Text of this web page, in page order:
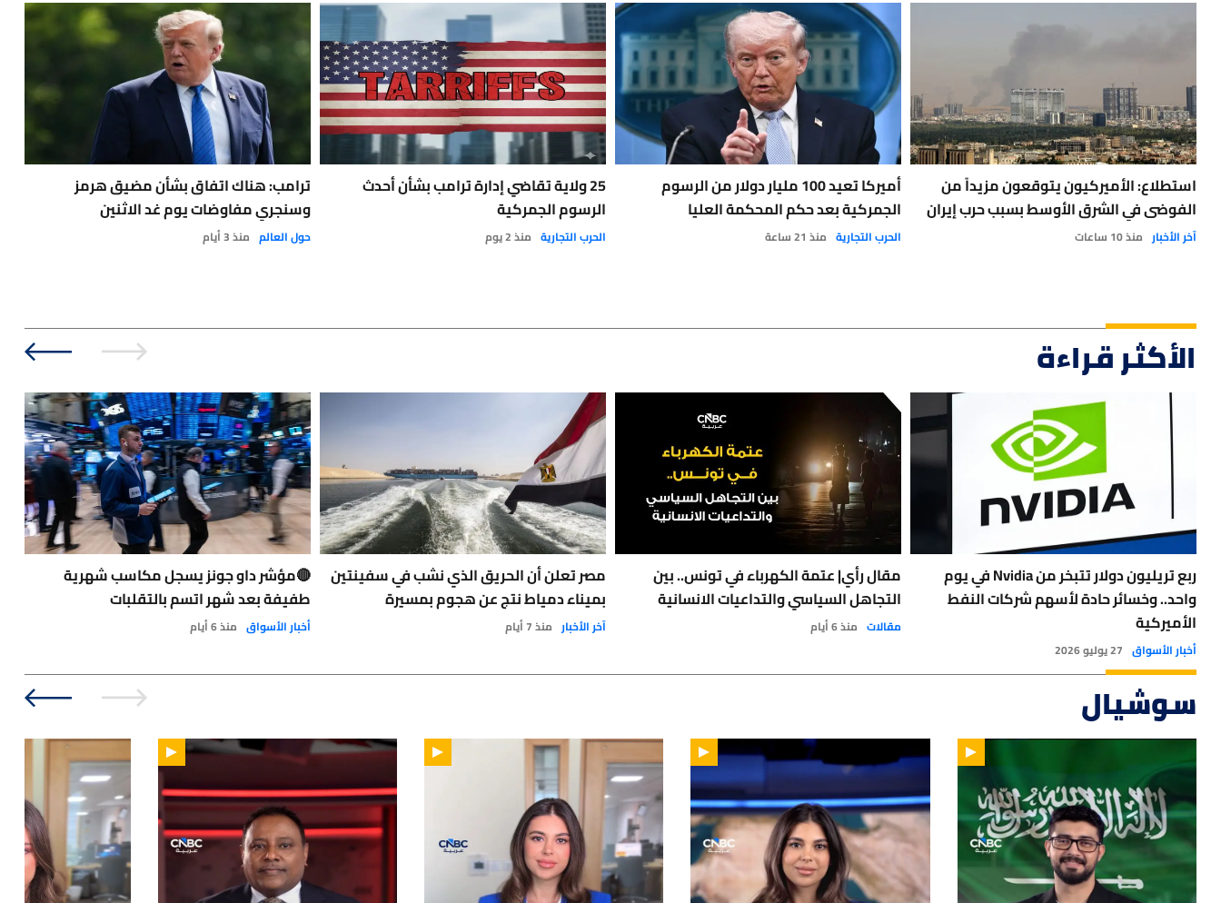
استطلاع: الأميركيون يتوقعون مزيداً من
الفوضى في الشرق الأوسط بسبب حرب إيران
آخر الأخبار منذ 10 ساعات
أميركا تعيد 100 مليار دولار من الرسوم
الجمركية بعد حكم المحكمة العليا
الحرب التجارية منذ 21 ساعة
25 ولاية تقاضي إدارة ترامب بشأن أحدث
الرسوم الجمركية
الحرب التجارية منذ 2 يوم
ترامب: هناك اتفاق بشأن مضيق هرمز
وسنجري مفاوضات يوم غد الاثنين
حول العالم منذ 3 أيام
الأكثر قراءة
ربع تريليون دولار تتبخر من Nvidia في يوم
واحد.. وخسائر حادة لأسهم شركات النفط
الأميركية
أخبار الأسواق 27 يوليو 2026
مقال رأي| عتمة الكهرباء في تونس.. بين
التجاهل السياسي والتداعيات الانسانية
مقالات منذ 6 أيام
مصر تعلن أن الحريق الذي نشب في سفينتين
بميناء دمياط نتج عن هجوم بمسيرة
آخر الأخبار منذ 7 أيام
🔴مؤشر داو جونز يسجل مكاسب شهرية
طفيفة بعد شهر اتسم بالتقلبات
أخبار الأسواق منذ 6 أيام
سوشيال